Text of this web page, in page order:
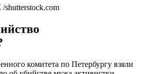
комитета по Петербургу взяли